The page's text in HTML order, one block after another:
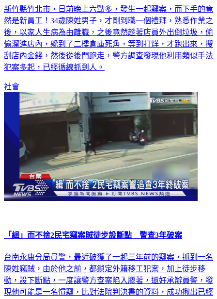
新竹縣竹北市，日前晚上六點多，發生一起竊案，而下手的竟
然是新員工！34歲陳姓男子，才剛到職一個禮拜，熟悉作業之
後，以家人生病為由離職，之後竟然趁著店員外出倒垃圾，偷
偷溜進店內，躲到了二樓倉庫死角，等到打烊，才跑出來，搜
刮店內金錢，然後從後門跑走，警方調查發現他利用類似手法
犯案多起，已經循線抓到人。
社會
「緝」而不捨2民宅竊案賊徒步設斷點 警查3年破案
台南永康分局員警，最近破獲了一起三年前的竊案，抓到一名
陳姓竊賊，由於他之前，都鎖定外籍移工犯案，加上徒步移
動，設下斷點，一度讓警方查案陷入膠著，還好承辦員警，發
現他可能是一名慣竊，比對法院判決書的資料，成功揪出已經